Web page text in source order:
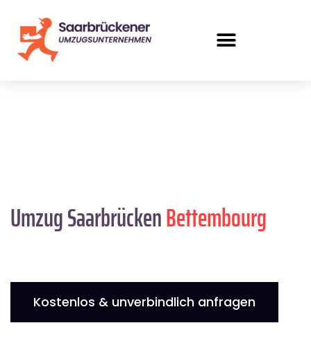
Umzug SaarbrückenBettembourg
Kostenlos & unverbindlich anfragen